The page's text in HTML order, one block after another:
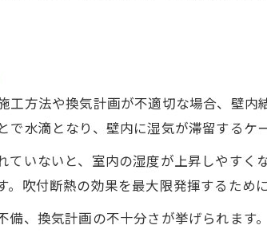
方法や換気計画が不適切な場合、壁
水滴となり、壁内に湿気が滞留するケー
いないと、室内の湿度が上昇しやす
吹付断熱の効果を最大限発揮するため
、換気計画の不十分さが挙げられま